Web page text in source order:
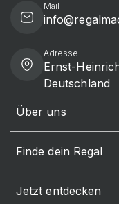
Mail
Adresse
Ernst-
Deutschland
Über uns
Finde dein Regal
Jetzt entdecken